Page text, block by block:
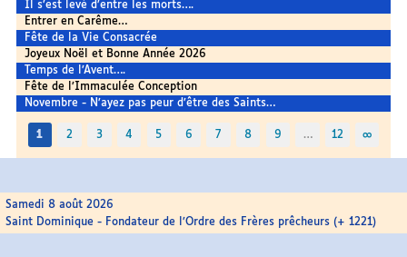
Il s’est levé d’entre les morts….
Entrer en Carême…
Fête de la Vie Consacrée
Joyeux Noël et Bonne Année 2026
Temps de l’Avent….
Fête de l’Immaculée Conception
Novembre - N’ayez pas peur d’être des Saints…
1 2 3 4 5 6 7 8 9 … 12 ∞
Samedi 8 août 2026
Saint Dominique - Fondateur de l’Ordre des Frères prêcheurs (+ 1221)